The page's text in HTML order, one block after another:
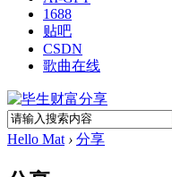
1688
贴吧
CSDN
歌曲在线
Hello Mat › 分享